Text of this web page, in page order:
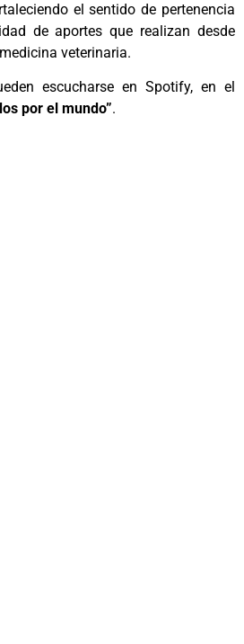
el sentido de pertenencia
de aportes que realizan desde
veterinaria.
escucharse en Spotify, en el
por el mundo”.